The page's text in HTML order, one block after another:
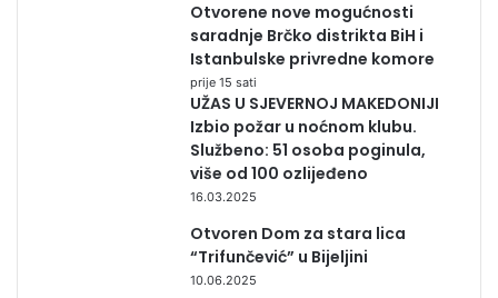
Otvorene nove mogućnosti
saradnje Brčko distrikta BiH i
Istanbulske privredne komore
prije 15 sati
UŽAS U SJEVERNOJ MAKEDONIJI
Izbio požar u noćnom klubu.
Službeno: 51 osoba poginula,
više od 100 ozlijeđeno
16.03.2025
Otvoren Dom za stara lica
“Trifunčević” u Bijeljini
10.06.2025